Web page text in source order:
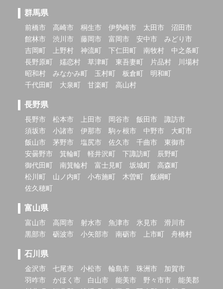
群馬県
前橋市 高崎市 桐生市 伊勢崎市 太田市
沼田市
館林市
渋川市 藤岡市 富岡市 安中市
みどり市
吉岡町
上野村 神流町 下仁田町 南牧村
中之条町
長野原町
嬬恋村 草津町 東吾妻町 片品村
川場村
昭和村
みなかみ町 玉村町 板倉町
明和町
千代田町
大泉町 甘楽町 高山村
長野県
長野市 松本市 上田市 岡谷市 飯田市
諏訪市
須坂市
小諸市 伊那市 駒ヶ根市 中野市
大町市
飯山市
茅野市 塩尻市 佐久市 千曲市
東御市
安曇野市
箕輪町 軽井沢町 下諏訪町
辰野町
御代田町
南箕輪村 富士見町 坂城町
高森町
松川町
山ノ内町 小布施町 木曽町
飯綱町
佐久穂町
富山県
富山市 高岡市 射水市 魚津市 氷見市
滑川市
黒部市
砺波市 小矢部市 南砺市 上市町 舟橋村
石川県
金沢市 七尾市 小松市 輪島市 珠洲市
加賀市
羽咋市
かほく市 白山市 能美市 野々市市
能美郡